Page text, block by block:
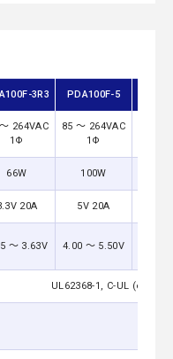
3R3 PDA100F-5
264VAC
1Φ
85 ～ 264VAC
1Φ
66W 100W
20A 5V 20A
～ 3.63V 4.00 ～ 5.50V
UL62368-1, C-UL